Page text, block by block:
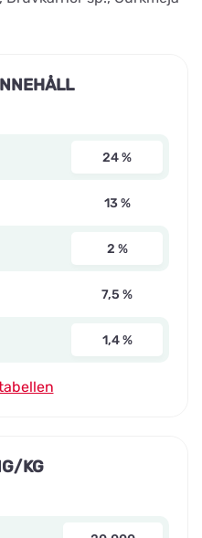
24 %
13 %
2 %
7,5 %
1,4 %
KG